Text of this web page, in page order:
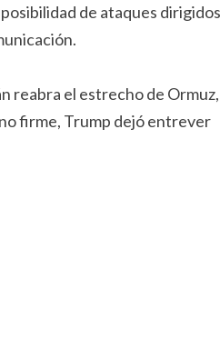
de ataques dirigidos
reabra el estrecho de Ormuz,
firme, Trump dejó entrever